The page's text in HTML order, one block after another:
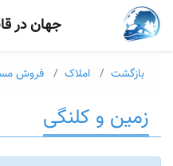
جهان در
بازگشت املاک فروش
زمین و کلنگی